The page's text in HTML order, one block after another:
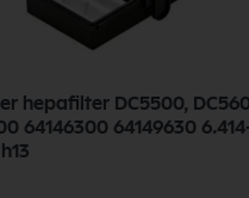
hepafilter DC5500,
64146300 64149630